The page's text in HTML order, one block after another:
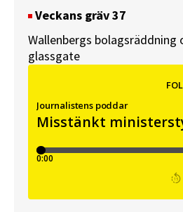
Veckans gräv 37
Wallenbergs bolagsräddning
glassgate